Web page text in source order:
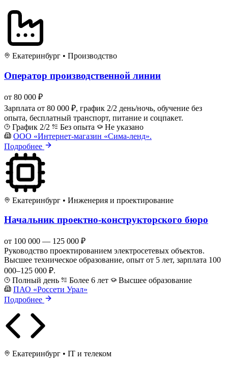
Екатеринбург • Производство
Оператор производственной линии
от 80 000 ₽
Зарплата от 80 000 ₽, график 2/2 день/ночь, обучение без
опыта, бесплатный транспорт, питание и соцпакет.
График 2/2
Без опыта
Не указано
ООО «Интернет-магазин «Сима-ленд».
Подробнее
Екатеринбург • Инженерия и проектирование
Начальник проектно-конструкторского бюро
от 100 000 — 125 000 ₽
Руководство проектированием электросетевых объектов.
Высшее техническое образование, опыт от 5 лет, зарплата 100
000–125 000 ₽.
Полный день
Более 6 лет
Высшее образование
ПАО «Россети Урал»
Подробнее
Екатеринбург • IT и телеком